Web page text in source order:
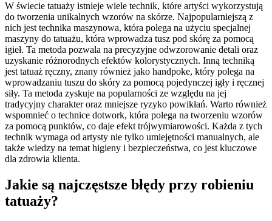
W świecie tatuaży istnieje wiele technik, które artyści wykorzystują
do tworzenia unikalnych wzorów na skórze. Najpopularniejszą z
nich jest technika maszynowa, która polega na użyciu specjalnej
maszyny do tatuażu, która wprowadza tusz pod skórę za pomocą
igieł. Ta metoda pozwala na precyzyjne odwzorowanie detali oraz
uzyskanie różnorodnych efektów kolorystycznych. Inną techniką
jest tatuaż ręczny, znany również jako handpoke, który polega na
wprowadzaniu tuszu do skóry za pomocą pojedynczej igły i ręcznej
siły. Ta metoda zyskuje na popularności ze względu na jej
tradycyjny charakter oraz mniejsze ryzyko powikłań. Warto również
wspomnieć o technice dotwork, która polega na tworzeniu wzorów
za pomocą punktów, co daje efekt trójwymiarowości. Każda z tych
technik wymaga od artysty nie tylko umiejętności manualnych, ale
także wiedzy na temat higieny i bezpieczeństwa, co jest kluczowe
dla zdrowia klienta.
Jakie są najczęstsze błędy przy robieniu
tatuaży?